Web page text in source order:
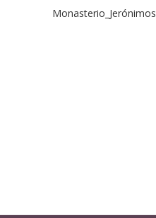
Monasterio_Jerónimos